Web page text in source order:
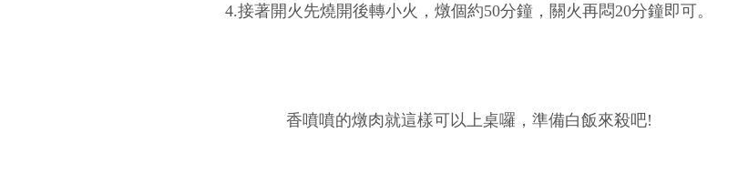
4.接著開火先燒開後轉小火，燉個約50分鐘，關火再悶20分鐘即可。
香噴噴的燉肉就這樣可以上桌囉，準備白飯來殺吧!